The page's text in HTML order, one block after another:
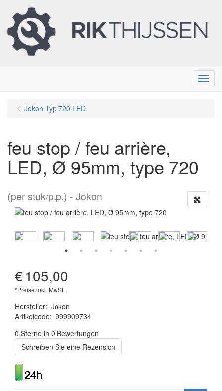
Menu
Jokon Typ 720 LED
feu stop / feu arrière,
LED, Ø 95mm, type 720
(per stuk/p.p.) Jokon
€105,00
*Preise inkl. MwSt.
Hersteller: Jokon
Artikelcode: 999909734
0 Sterne in 0 Bewertungen
Schreiben Sie eine Rezension